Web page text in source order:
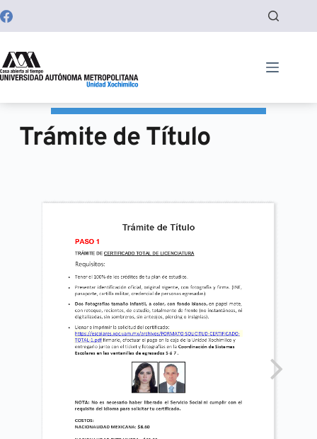
al
contenido
Trámite de Título